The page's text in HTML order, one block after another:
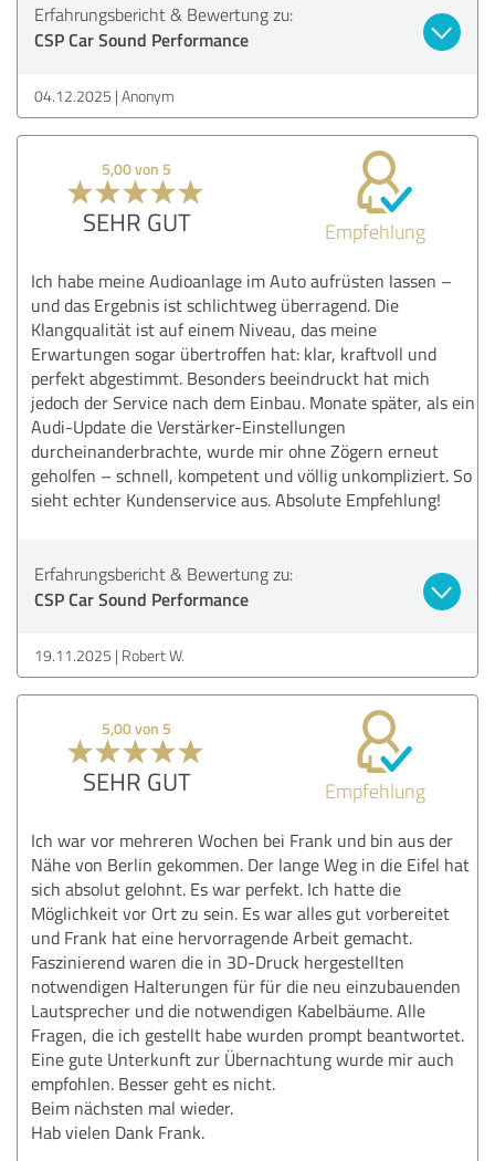
Erfahrungsbericht & Bewertung zu:
CSP Car Sound Performance
04.12.2025 Anonym
5,00 von 5
SEHR GUT Empfehlung
Ich habe meine Audioanlage im Auto aufrüsten lassen –
und das Ergebnis ist schlichtweg überragend. Die
Klangqualität ist auf einem Niveau, das meine
Erwartungen sogar übertroffen hat: klar, kraftvoll und
perfekt abgestimmt. Besonders beeindruckt hat mich
jedoch der Service nach dem Einbau. Monate später, als ein
Audi-Update die Verstärker-Einstellungen
durcheinanderbrachte, wurde mir ohne Zögern erneut
geholfen – schnell, kompetent und völlig unkompliziert. So
sieht echter Kundenservice aus. Absolute Empfehlung!
Erfahrungsbericht & Bewertung zu:
CSP Car Sound Performance
19.11.2025 Robert W.
5,00 von 5
SEHR GUT Empfehlung
Ich war vor mehreren Wochen bei Frank und bin aus der
Nähe von Berlin gekommen. Der lange Weg in die Eifel hat
sich absolut gelohnt. Es war perfekt. Ich hatte die
Möglichkeit vor Ort zu sein. Es war alles gut vorbereitet
und Frank hat eine hervorragende Arbeit gemacht.
Faszinierend waren die in 3D-Druck hergestellten
notwendigen Halterungen für für die neu einzubauenden
Lautsprecher und die notwendigen Kabelbäume. Alle
Fragen, die ich gestellt habe wurden prompt beantwortet.
Eine gute Unterkunft zur Übernachtung wurde mir auch
empfohlen. Besser geht es nicht.
Beim nächsten mal wieder.
Hab vielen Dank Frank.